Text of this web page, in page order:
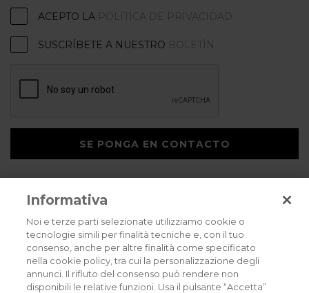
ACEPTO LA POLÍTICA DE PRIVACIDAD
SUSCRÍBETE A NUESTRO BOLETÍN
SE PONGA EN CONTACTO
Privacy policy Cookies policy Careers
© 2026 all rights reserved - Corradi Srl - Via M. Serenari 20 - 40013 Castel
Informativa
Noi e terze parti selezionate utilizziamo cookie o
tecnologie simili per finalità tecniche e, con il tuo
consenso, anche per altre finalità come specificato
nella cookie policy, tra cui la personalizzazione degli
annunci. Il rifiuto del consenso può rendere non
disponibili le relative funzioni. Usa il pulsante “Accetta”